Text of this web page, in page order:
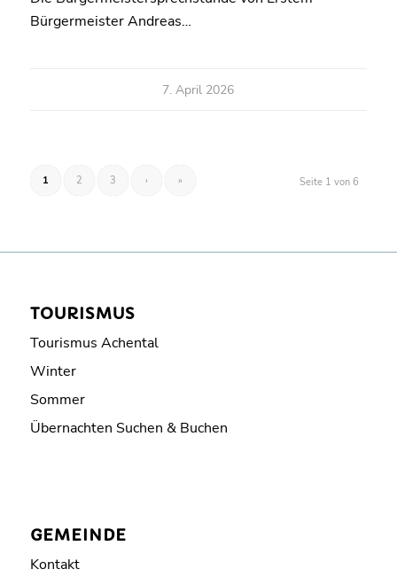
Bürgermeister Andreas…
7. April 2026
Seite 1 von 6
1 2 3 › »
TOURISMUS
Tourismus Achental
Winter
Sommer
Übernachten Suchen & Buchen
GEMEINDE
Kontakt